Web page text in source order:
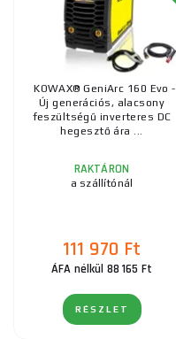
KOWAX® GeniArc 160 Evo -
Új generációs, alacsony
feszültségű inverteres DC
hegesztő ára ...
RAKTÁRON
a szállítónál
111 970 Ft
ÁFA nélkül 88 165 Ft
RÉSZLET